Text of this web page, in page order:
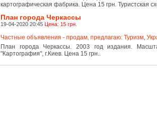
картографическая фабрика. Цена 15 грн. Туристская
План города Черкассы
19-04-2020 20:45 Цена: 15 грн.
Частные объявления - продам, предлагаю: Туризм,
План города Черкассы. 2003 год издания.
"Картография", г.Киев. Цена 15 грн..